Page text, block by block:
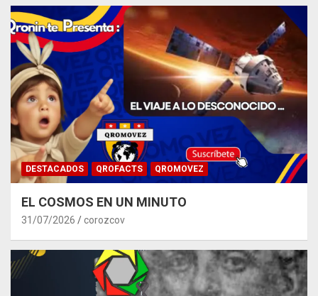
DESTACADOS QROFACTS QROMOVEZ
EL COSMOS EN UN MINUTO
31/07/2026 corozcov